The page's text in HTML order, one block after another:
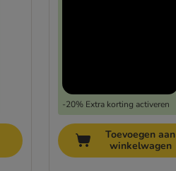
-20% Extra korting activeren
Toevoegen aan
winkelwagen